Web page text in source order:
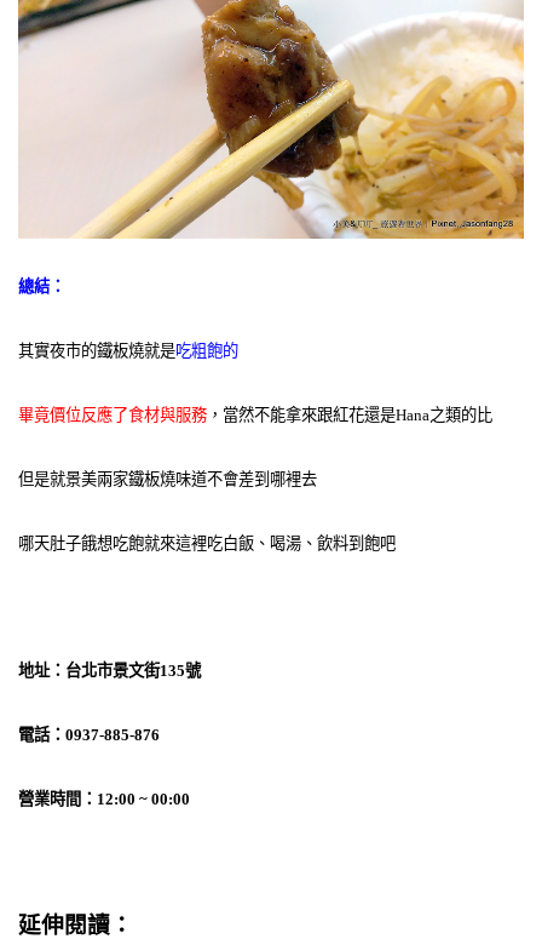
總結：
其實夜市的鐵板燒就是吃粗飽的
畢竟價位反應了食材與服務 ，當然不能拿來跟紅花還是Hana之類的比
但是就景美兩家鐵板燒味道不會差到哪裡去
哪天肚子餓想吃飽就來這裡吃白飯、喝湯、飲料到飽吧
地址：台北市景文街135號
電話：0937-885-876
營業時間：12:00 ~ 00:00
延伸閱讀：